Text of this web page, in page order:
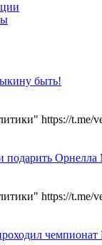
быть!
https://t.me/
подарить Орнелла
https://t.me/
чемпионат